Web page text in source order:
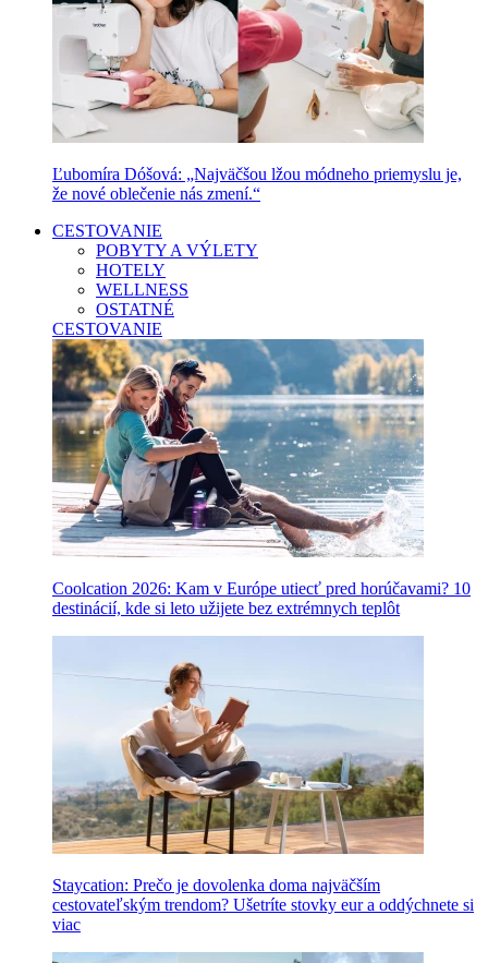
Ľubomíra Dóšová: „Najväčšou lžou módneho priemyslu je,
že nové oblečenie nás zmení.“
CESTOVANIE
POBYTY A VÝLETY
HOTELY
WELLNESS
OSTATNÉ
CESTOVANIE
Coolcation 2026: Kam v Európe utiecť pred horúčavami? 10
destinácií, kde si leto užijete bez extrémnych teplôt
Staycation: Prečo je dovolenka doma najväčším
cestovateľským trendom? Ušetríte stovky eur a oddýchnete si
viac